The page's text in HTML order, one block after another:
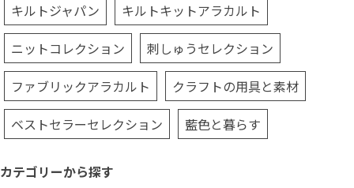
キルトジャパン
キルトキットアラカルト
ニットコレクション
刺しゅうセレクション
ファブリックアラカルト
クラフトの用具と素材
ベストセラーセレクション
藍色と暮らす
カテゴリーから探す